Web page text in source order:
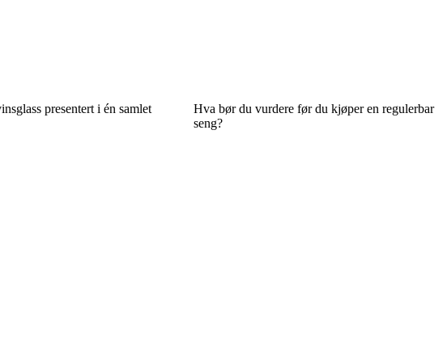
presentert i én samlet
Hva bør du vurdere før du kjøper en regulerbar
seng?